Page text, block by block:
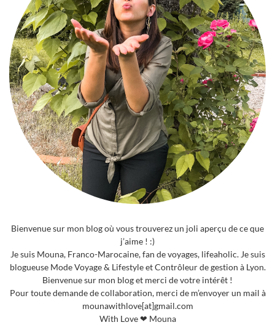
Bienvenue sur mon blog où vous trouverez un joli aperçu de ce que
j’aime ! :)
Je suis Mouna, Franco-Marocaine, fan de voyages, lifeaholic. Je suis
blogueuse Mode Voyage & Lifestyle et Contrôleur de gestion à Lyon.
Bienvenue sur mon blog et merci de votre intérêt !
Pour toute demande de collaboration, merci de m’envoyer un mail à
mounawithlove[at]gmail.com
With Love ❤ Mouna